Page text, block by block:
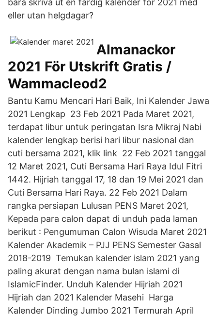
bara skriva ut en färdig kalender för 2021 med
eller utan helgdagar?
Almanackor
2021 För Utskrift Gratis /
Wammacleod2
Bantu Kamu Mencari Hari Baik, Ini Kalender Jawa
2021 Lengkap 23 Feb 2021 Pada Maret 2021,
terdapat libur untuk peringatan Isra Mikraj Nabi
kalender lengkap berisi hari libur nasional dan
cuti bersama 2021, klik link 22 Feb 2021 tanggal
12 Maret 2021, Cuti Bersama Hari Raya Idul Fitri
1442. Hijriah tanggal 17, 18 dan 19 Mei 2021 dan
Cuti Bersama Hari Raya. 22 Feb 2021 Dalam
rangka persiapan Lulusan PENS Maret 2021,
Kepada para calon dapat di unduh pada laman
berikut : Pengumuman Calon Wisuda Maret 2021
Kalender Akademik – PJJ PENS Semester Gasal
2018-2019 Temukan kalender islam 2021 yang
paling akurat dengan nama bulan islami di
IslamicFinder. Unduh Kalender Hijriah 2021
Hijriah dan 2021 Kalender Masehi Harga
Kalender Dinding Jumbo 2021 Termurah April